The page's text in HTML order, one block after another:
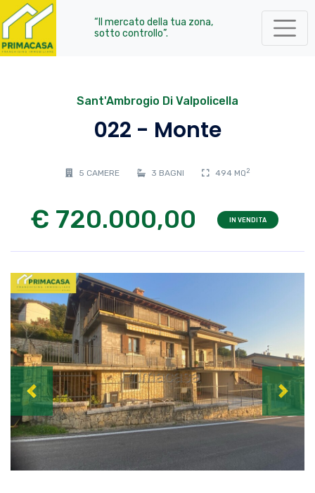
“Il mercato della tua zona,
sotto controllo”.
Sant'Ambrogio Di Valpolicella
022 - Monte
5 CAMERE 3 BAGNI 494 MQ 2
€ 720.000,00 IN VENDITA
Previous Next